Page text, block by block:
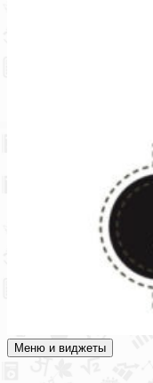
Академия СОВА
Подготовка к ЕГЭ,
Меню и виджеты